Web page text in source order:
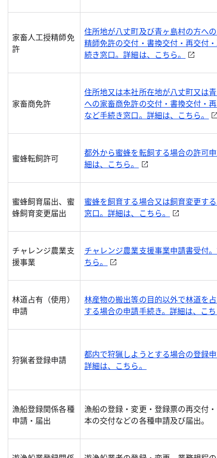
家畜人工授精師免
許
住所地が八丈町及び青ヶ島村の方へ
精師免許の交付・書換交付・再交付
続き窓口。詳細は、こちら。
家畜商免許
住所地又は本社所在地が八丈町又は
への家畜商免許の交付・書換交付・
など手続き窓口。詳細は、こちら。
蜜蜂転飼許可
都外から蜜蜂を転飼する場合の許可
細は、こちら。
蜜蜂飼育届出、蜜
蜂飼育変更届出
蜜蜂を飼育する場合又は飼育変更す
窓口。詳細は、こちら。
チャレンジ農業支
援事業
チャレンジ農業支援事業申請書受付
ちら。
林道占有（使用）
申請
林産物の搬出等の目的以外で林道を
する場合の申請手続き。詳細は、こ
狩猟者登録申請
都内で狩猟しようとする場合の登録
詳細は、こちら。
漁船登録関係各種
申請・届出
漁船の登録・変更・登録票の再交付
本の交付などの各種申請及び届出。